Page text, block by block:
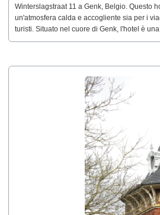
Winterslagstraat 11 a Genk, Belgio. Questo
un'atmosfera calda e accogliente sia per i
turisti. Situato nel cuore di Genk, l'hotel è